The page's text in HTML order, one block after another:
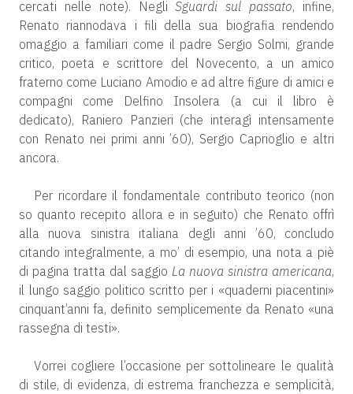
cercati nelle note). NegliSguardi sul passato, infine,
Renato riannodava i fili della sua biografia rendendo
omaggio a familiari come il padre Sergio Solmi, grande
critico, poeta e scrittore del Novecento, a un amico
fraterno come Luciano Amodio e ad altre figure di amici e
compagni come Delfino Insolera (a cui il libro è
dedicato), Raniero Panzieri (che interagì intensamente
con Renato nei primi anni ’60), Sergio Caprioglio e altri
ancora.
Per ricordare il fondamentale contributo teorico (non
so quanto recepito allora e in seguito) che Renato offrì
alla nuova sinistra italiana degli anni ’60, concludo
citando integralmente, a mo’ di esempio, una nota a piè
di pagina tratta dal saggio La nuova sinistra americana,
il lungo saggio politico scritto per i «quaderni piacentini»
cinquant’anni fa, definito semplicemente da Renato «una
rassegna di testi».
Vorrei cogliere l’occasione per sottolineare le qualità
di stile, di evidenza, di estrema franchezza e semplicità,